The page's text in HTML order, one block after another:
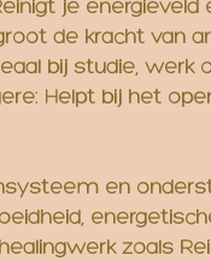
je
de kracht van
bij studie,
Helpt bij het
en
zoals